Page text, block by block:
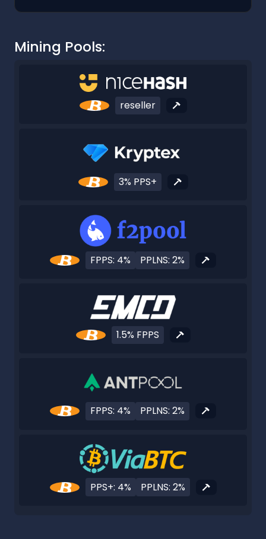
Mining Pools:
reseller
3% PPS+
FPPS: 4% PPLNS: 2%
1.5% FPPS
FPPS: 4% PPLNS: 2%
PPS+: 4% PPLNS: 2%